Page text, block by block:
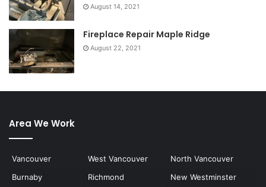
August 14, 2021
Fireplace Repair Maple Ridge
August 22, 2021
Area We Work
Vancouver West Vancouver
North Vancouver
Burnaby
Richmond
New Westminster